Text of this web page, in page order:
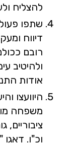
להצליח
שתפו
דיווח
רובם
ולהיטיב
אודות
היוועצו
משפחה
ציבוריים,
וכ"ו.